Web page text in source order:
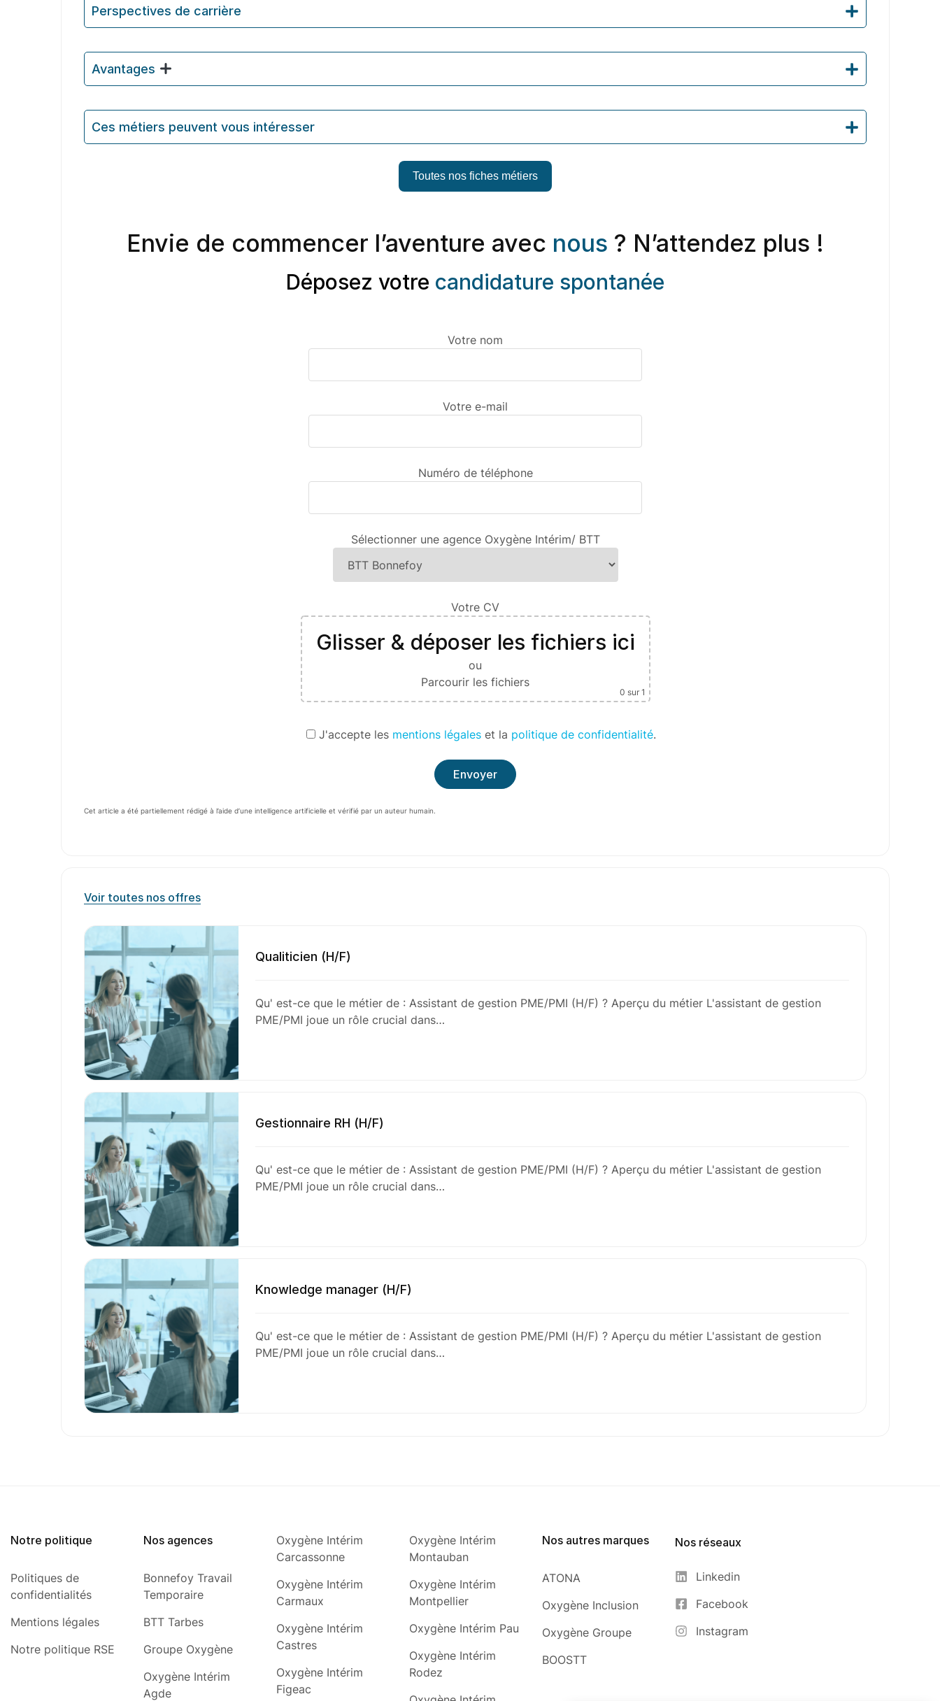
Perspectives de carrière
Avantages
Ces métiers peuvent vous intéresser
Toutes nos fiches métiers
Envie de commencer l’aventure avec nous ? N’attendez plus !
Déposez votre candidature spontanée
Votre nom
Votre e-mail
Numéro de téléphone
Sélectionner une agence Oxygène Intérim/ BTT
Votre CV
Glisser & déposer les fichiers ici
ou
Parcourir les fichiers
0 sur 1
J'accepte les mentions légaleset la politique de confidentialité.
Cet article a été partiellement rédigé à l’aide d’une intelligence artificielle et vérifié par un auteur humain.
Voir toutes nos offres
Qualiticien (H/F)
Qu' est-ce que le métier de : Assistant de gestion PME/PMI (H/F) ? Aperçu du métier L'assistant de gestion
PME/PMI joue un rôle crucial dans…
Gestionnaire RH (H/F)
Qu' est-ce que le métier de : Assistant de gestion PME/PMI (H/F) ? Aperçu du métier L'assistant de gestion
PME/PMI joue un rôle crucial dans…
Knowledge manager (H/F)
Qu' est-ce que le métier de : Assistant de gestion PME/PMI (H/F) ? Aperçu du métier L'assistant de gestion
PME/PMI joue un rôle crucial dans…
Notre politique
Politiques de
confidentialités
Mentions légales
Notre politique RSE
Nos agences
Bonnefoy Travail
Temporaire
BTT Tarbes
Groupe Oxygène
Oxygène Intérim
Agde
Oxygène Intérim
Carcassonne
Oxygène Intérim
Carmaux
Oxygène Intérim
Castres
Oxygène Intérim
Figeac
Oxygène Intérim
Montauban
Oxygène Intérim
Montpellier
Oxygène Intérim Pau
Oxygène Intérim
Rodez
Nos autres marques
ATONA
Oxygène Inclusion
Oxygène Groupe
BOOSTT
Nos réseaux
Linkedin
Facebook
Instagram